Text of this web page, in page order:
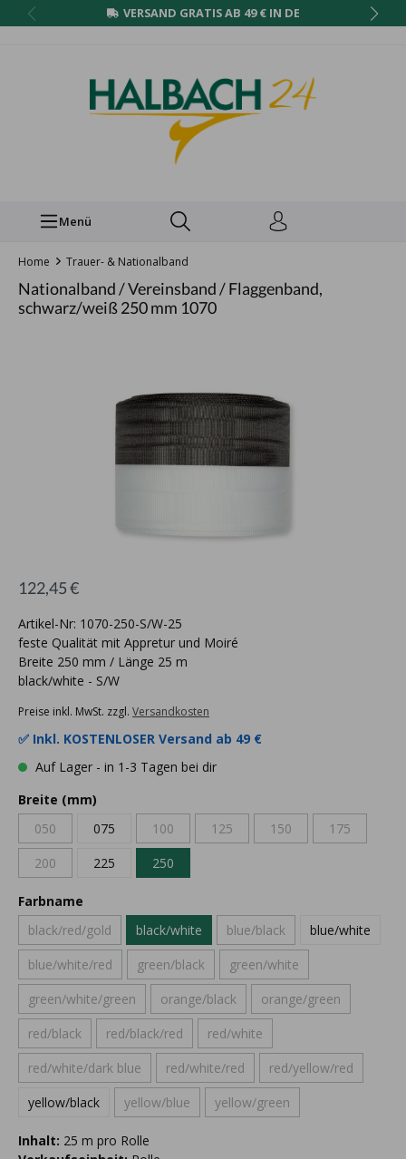
VERSAND GRATIS AB 49 € IN DE
Menü
Home Trauer- & Nationalband
Nationalband / Vereinsband / Flaggenband,
schwarz/weiß 250 mm 1070
122,45 €
Artikel-Nr: 1070-250-S/W-25
feste Qualität mit Appretur und Moiré
Breite 250 mm / Länge 25 m
black/white - S/W
Preise inkl. MwSt. zzgl. Versandkosten
✅ Inkl. KOSTENLOSER Versand ab 49 €
Auf Lager - in 1-3 Tagen bei dir
Breite (mm)
050
075 100 125 150
175
200
225 250
Farbname
black/red/gold
black/white blue/black
blue/white
blue/white/red
green/black
green/white
green/white/green
orange/black
orange/green
red/black
red/black/red
red/white
red/white/dark blue
red/white/red
red/yellow/red
yellow/black
yellow/blue yellow/green
Inhalt: 25 m pro Rolle